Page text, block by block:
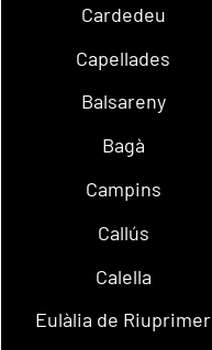
Cardedeu
Capellades
Balsareny
Bagà
Campins
Callús
Calella
Eulàlia de Riuprimer